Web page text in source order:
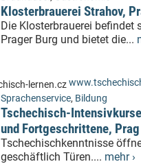
Klosterbrauerei Strahov,
Die Klosterbrauerei befindet
Prager Burg und bietet die...
Sprachenservice, Bildung
Tschechisch-
und Fortgeschrittene, Prag
Tschechischkenntnisse
geschäftlich Türen.... mehr ›